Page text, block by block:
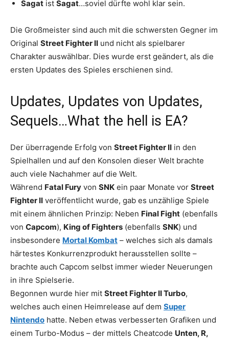
Sagat ist Sagat…soviel dürfte wohl klar sein.
Die Großmeister sind auch mit die schwersten Gegner im
Original Street Fighter II und nicht als spielbarer
Charakter auswählbar. Dies wurde erst geändert, als die
ersten Updates des Spieles erschienen sind.
Updates, Updates von Updates,
Sequels…What the hell is EA?
Der überragende Erfolg von Street Fighter II in den
Spielhallen und auf den Konsolen dieser Welt brachte
auch viele Nachahmer auf die Welt.
Während Fatal Fury von SNK ein paar Monate vor Street
Fighter II veröffentlicht wurde, gab es unzählige Spiele
mit einem ähnlichen Prinzip: Neben Final Fight (ebenfalls
von Capcom), King of Fighters (ebenfalls SNK) und
insbesondere Mortal Kombat – welches sich als damals
härtestes Konkurrenzprodukt herausstellen sollte –
brachte auch Capcom selbst immer wieder Neuerungen
in ihre Spielserie.
Begonnen wurde hier mit Street Fighter II Turbo,
welches auch einen Heimrelease auf dem Super
Nintendo hatte. Neben etwas verbesserten Grafiken und
einem Turbo-Modus – der mittels Cheatcode Unten, R,